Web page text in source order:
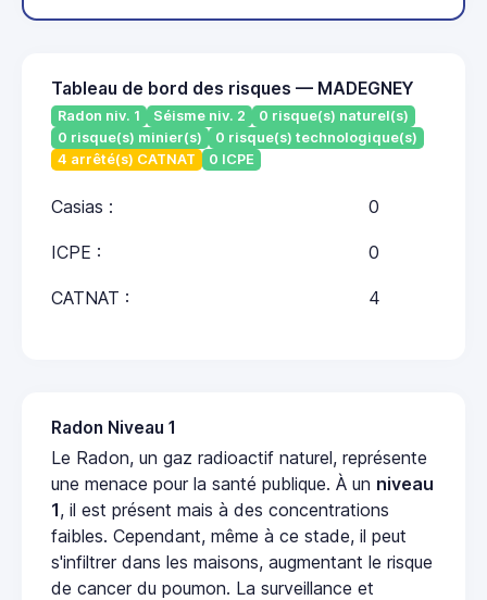
Tableau de bord des risques — MADEGNEY
Radon niv. 1 Séisme niv. 2
0 risque(s) naturel(s)
0 risque(s) minier(s)
0 risque(s) technologique(s)
4 arrêté(s) CATNAT
0 ICPE
Casias : 0
ICPE : 0
CATNAT : 4
Radon Niveau 1
Le Radon, un gaz radioactif naturel, représente
une menace pour la santé publique. À un niveau
1, il est présent mais à des concentrations
faibles. Cependant, même à ce stade, il peut
s'infiltrer dans les maisons, augmentant le risque
de cancer du poumon. La surveillance et